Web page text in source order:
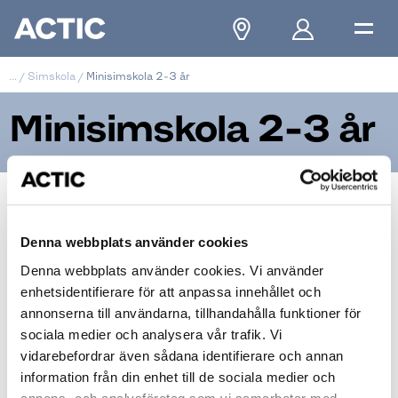
Denna webbplats använder cookies
Denna webbplats använder cookies. Vi använder
enhetsidentifierare för att anpassa innehållet och
annonserna till användarna, tillhandahålla funktioner för
sociala medier och analysera vår trafik. Vi
vidarebefordrar även sådana identifierare och annan
information från din enhet till de sociala medier och
/ Simskola / Minisimskola 2-3 år
Minisimskola 2-3 år
Actic Minisimskola 2-3 år